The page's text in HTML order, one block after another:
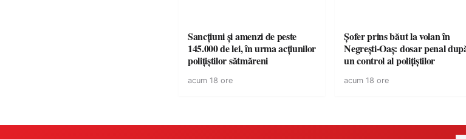
Sancțiuni și amenzi de peste
145.000 de lei, în urma acțiunilor
polițiștilor sătmăreni
acum 18 ore
Șofer prins băut la volan în
Negrești-Oaș: dosar penal
un control al polițiștilor
acum 18 ore